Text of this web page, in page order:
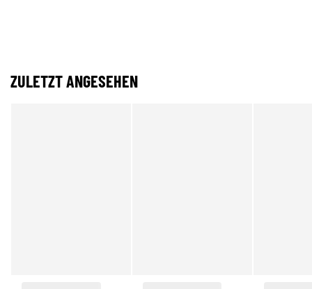
ZULETZT ANGESEHEN